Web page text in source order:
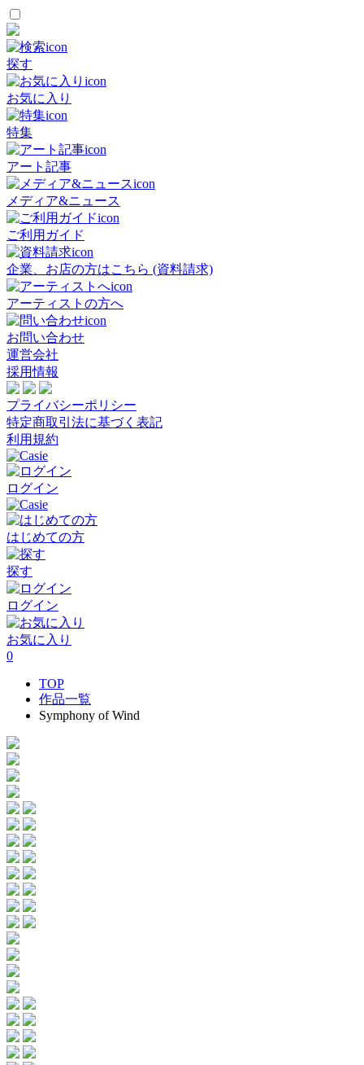
探す
お気に入り
特集
アート記事
メディア&ニュース
ご利用ガイド
企業、お店の方はこちら (資料請求)
アーティストの方へ
お問い合わせ
運営会社
採用情報
プライバシーポリシー
特定商取引法に基づく表記
利用規約
ログイン
はじめての方
探す
ログイン
お気に入り
0
TOP
作品一覧
Symphony of Wind